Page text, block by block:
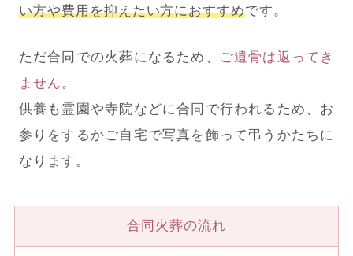
い方や費用を抑えたい方におすすめです。
ただ合同での火葬になるため、
ご遺骨は返ってき
ません。
供養も霊園や寺院などに合同で行われるため、お
参りをするかご自宅で写真を飾って弔うかたちに
なります。
合同火葬の流れ